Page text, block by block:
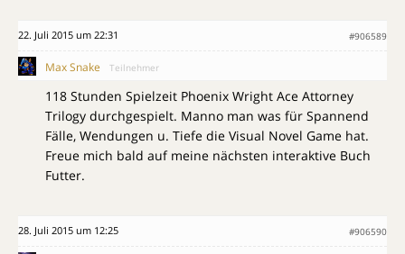
22. Juli 2015 um 22:31 #906589
Max Snake Teilnehmer
118 Stunden Spielzeit Phoenix Wright Ace Attorney
Trilogy durchgespielt. Manno man was für Spannend
Fälle, Wendungen u. Tiefe die Visual Novel Game hat.
Freue mich bald auf meine nächsten interaktive Buch
Futter.
28. Juli 2015 um 12:25 #906590